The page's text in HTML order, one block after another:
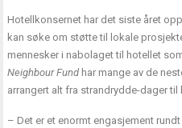
Hotellkonsernet har det siste året
kan søke om støtte til lokale
mennesker i nabolaget til hotellet
Neighbour Fund har mange av de
arrangert alt fra strandrydde-dager til
– Det er et enormt engasjement